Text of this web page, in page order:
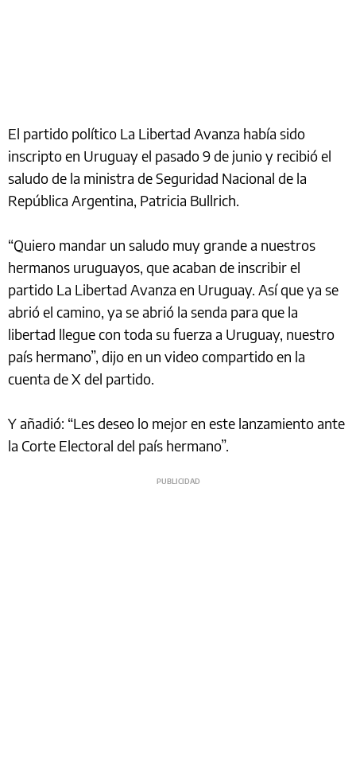
El partido político La Libertad Avanza había sido
inscripto en Uruguay el pasado 9 de junio y recibió el
saludo de la ministra de Seguridad Nacional de la
República Argentina, Patricia Bullrich.
“Quiero mandar un saludo muy grande a nuestros
hermanos uruguayos, que acaban de inscribir el
partido La Libertad Avanza en Uruguay. Así que ya se
abrió el camino, ya se abrió la senda para que la
libertad llegue con toda su fuerza a Uruguay, nuestro
país hermano”, dijo en un video compartido en la
cuenta de X del partido.
Y añadió: “Les deseo lo mejor en este lanzamiento ante
la Corte Electoral del país hermano”.